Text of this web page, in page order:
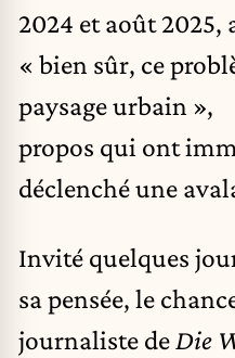
2024 et août 2025,
« bien sûr, ce
paysage urbain »,
propos qui ont
déclenché une
Invité quelques
sa pensée, le
journaliste de Die